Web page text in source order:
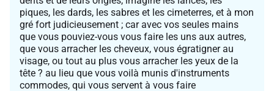
piques, les dards, les sabres et les cimeterres, et à mon
gré fort judicieusement ; car avec vos seules mains
que vous pouviez-vous vous faire les uns aux autres,
que vous arracher les cheveux, vous égratigner au
visage, ou tout au plus vous arracher les yeux de la
tête ? au lieu que vous voilà munis d'instruments
commodes, qui vous servent à vous faire